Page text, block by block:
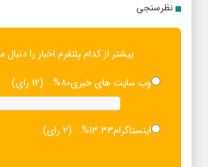
نظرسنجی
بیشتر از کدام پلتفرم اخبار را دنبال
وب سایت های خبری80% (12 رای)
اینستاگرام13.33% (2 رای)